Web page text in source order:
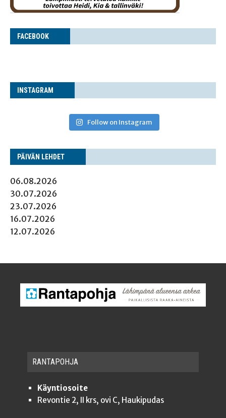
FACE­BOOK
INS­TA­GRAM
Follow on Instagram
PÄI­VÄN LEHDET
06.08.2026
30.07.2026
23.07.2026
16.07.2026
12.07.2026
RAN­TA­POH­JA
Käyntiosoite
Revontie 2, II krs, ovi C, Haukipudas